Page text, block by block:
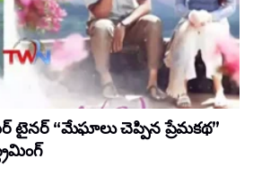
టైనర్ “మేఘాలు చెప్పిన ప్రేమకథ”